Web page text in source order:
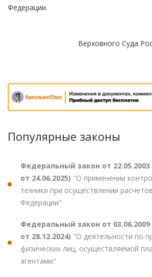
Федерации.
Верховного Суда
Популярные законы
Федеральный закон от
от 24.06.2025) "О применении
техники при осуществлении
Федерации"
Федеральный закон от
от 28.12.2024) "О деятельности по
физических лиц, осуществляемой
агентами"